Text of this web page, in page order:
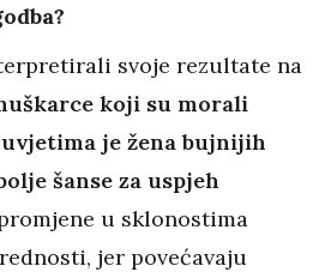
svoje rezultate na
koji su morali
je žena bujnijih
šanse za uspjeh
u sklonostima
jer povećavaju